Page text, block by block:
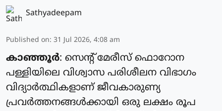
Sathyadeepam
Published on: 31 Jul 2026, 4:08 am
കാഞ്ഞൂർ: സെന്റ് മേരീസ് ഫൊറോന
പള്ളിയിലെ വിശ്വാസ പരിശീലന വിഭാഗം
വിദ്യാർത്ഥികളാണ് ജീവകാരുണ്യ
പ്രവർത്തനങ്ങൾക്കായി ഒരു ലക്ഷം രൂപ